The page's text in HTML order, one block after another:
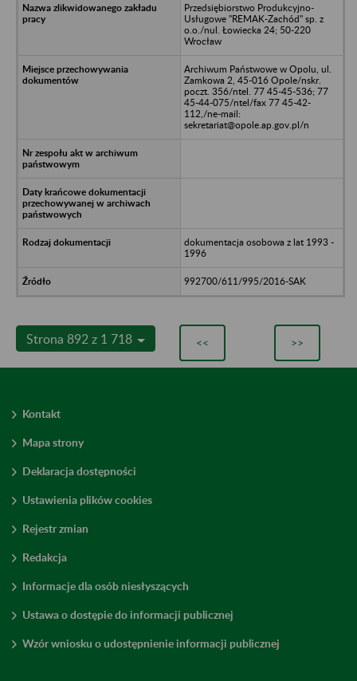
Przedsiębiorstwo Produkcyjno-
Usługowe "REMAK-Zachód" sp. z
o.o./nul. Łowiecka 24; 50-220
Wrocław
Archiwum Państwowe w Opolu, ul.
Zamkowa 2, 45-016 Opole/nskr.
poczt. 356/ntel. 77 45-45-536; 77
45-44-075/ntel/fax 77 45-42-
112,/ne-mail:
sekretariat@opole.ap.gov.pl/n
dokumentacja osobowa z lat 1993 -
1996
992700/611/995/2016-SAK
Strona 892 z 1 718 << >>
Kontakt
Mapa strony
Deklaracja dostępności
Ustawienia plików cookies
Rejestr zmian
Redakcja
Informacje dla osób niesłyszących
Ustawa o dostępie do informacji publicznej
Wzór wniosku o udostępnienie informacji publicznej